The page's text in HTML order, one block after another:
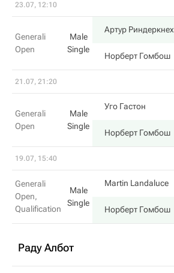
23.07, 12:10
Generali
Open
Male
Single
Артур Риндеркнех
Норберт Гомбош
21.07, 21:20
Generali
Open
Male
Single
Уго Гастон
Норберт Гомбош
19.07, 15:40
Generali
Open,
Qualification
Male
Single
Martin Landaluce
Норберт Гомбош
Раду Албот